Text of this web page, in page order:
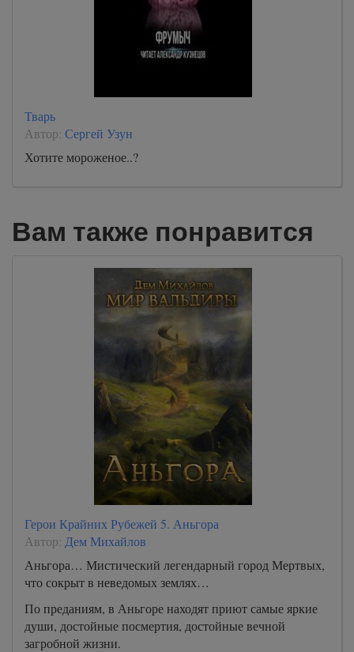
Тварь
Автор: Сергей Узун
Хотите мороженое..?
Вам также понравится
Герои Крайних Рубежей 5. Аньгора
Автор: Дем Михайлов
Аньгора… Мистический легендарный город Мертвых,
что сокрыт в неведомых землях…
По преданиям, в Аньгоре находят приют самые яркие
души, достойные посмертия, достойные вечной
загробной жизни.